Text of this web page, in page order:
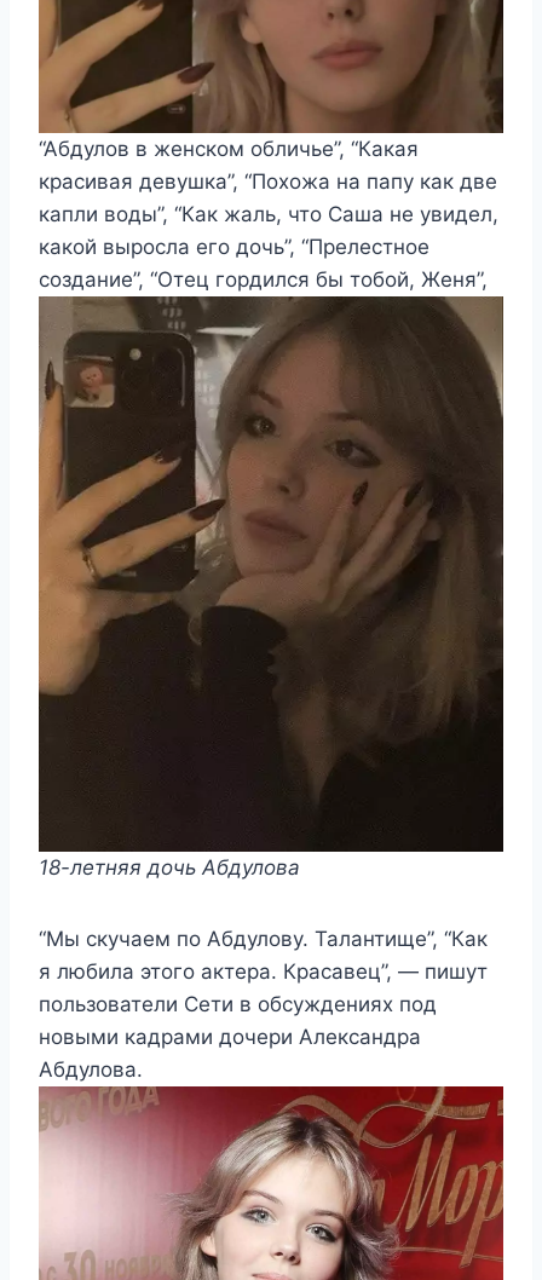
“Абдулов в женском обличье”, “Какая
красивая девушка”, “Похожа на папу как две
капли воды”, “Как жаль, что Саша не увидел,
какой выросла его дочь”, “Прелестное
создание”, “Отец гордился бы тобой, Женя”,
18-летняя дочь Абдулова
“Мы скучаем по Абдулову. Талантище”, “Как
я любила этого актера. Красавец”, — пишут
пользователи Сети в обсуждениях под
новыми кадрами дочери Александра
Абдулова.